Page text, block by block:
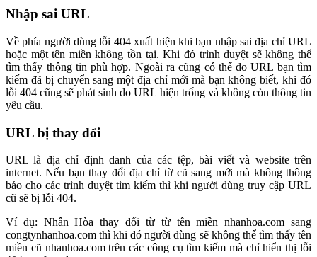
Nhập sai URL
Về phía người dùng lỗi 404 xuất hiện khi bạn nhập sai địa chỉ URL
hoặc một tên miền không tồn tại. Khi đó trình duyệt sẽ không thể
tìm thấy thông tin phù hợp. Ngoài ra cũng có thể do URL bạn tìm
kiếm đã bị chuyển sang một địa chỉ mới mà bạn không biết, khi đó
lỗi 404 cũng sẽ phát sinh do URL hiện trống và không còn thông tin
yêu cầu.
URL bị thay đổi
URL là địa chỉ định danh của các tệp, bài viết và website trên
internet. Nếu bạn thay đổi địa chỉ từ cũ sang mới mà không thông
báo cho các trình duyệt tìm kiếm thì khi người dùng truy cập URL
cũ sẽ bị lỗi 404.
Ví dụ: Nhân Hòa thay đổi từ từ tên miền nhanhoa.com sang
congtynhanhoa.com thì khi đó người dùng sẽ không thể tìm thấy tên
miền cũ nhanhoa.com trên các công cụ tìm kiếm mà chỉ hiển thị lỗi